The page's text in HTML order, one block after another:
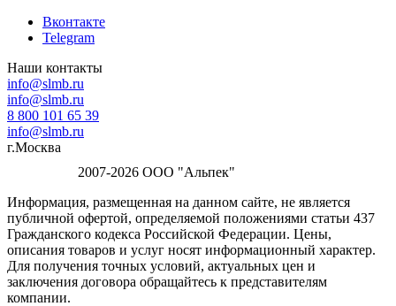
Вконтакте
Telegram
Наши контакты
info@slmb.ru
info@slmb.ru
8 800 101 65 39
info@slmb.ru
г.Москва
2007-2026 ООО "Альпек"
Информация, размещенная на данном сайте, не является
публичной офертой, определяемой положениями статьи 437
Гражданского кодекса Российской Федерации. Цены,
описания товаров и услуг носят информационный характер.
Для получения точных условий, актуальных цен и
заключения договора обращайтесь к представителям
компании.